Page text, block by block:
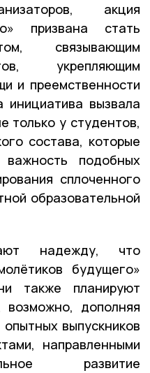
акция
призвана стать
связывающим
укрепляющим
и преемственности
вызвала
только у студентов,
состава, которые
подобных
сплоченного
образовательной
надежду, что
будущего»
также планируют
возможно, дополняя
выпускников
направленными
развитие